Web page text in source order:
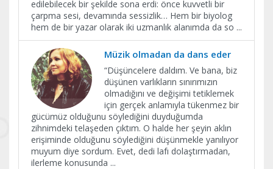
edilebilecek bir şekilde sona erdi: önce kuvvetli bir
çarpma sesi, devamında sessizlik… Hem bir biyolog
hem de bir yazar olarak iki uzmanlık alanımda da so ...
Müzik olmadan da dans eder
“Düşüncelere daldım. Ve bana, biz
düşünen varlıkların sınırımızın
olmadığını ve değişimi tetiklemek
için gerçek anlamıyla tükenmez bir
gücümüz olduğunu söylediğini duyduğumda
zihnimdeki telaşeden çıktım. O halde her şeyin aklın
erişiminde olduğunu söylediğini düşünmekle yanılıyor
muyum diye sordum. Evet, dedi lafı dolaştırmadan,
ilerleme konusunda ...